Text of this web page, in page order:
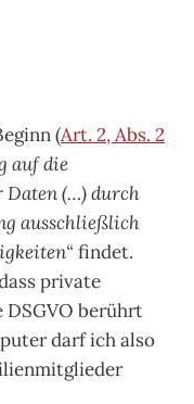
(Art. 2, Abs. 2
auf die
Daten (…) durch
ausschließlich
findet.
private
berührt
darf ich also